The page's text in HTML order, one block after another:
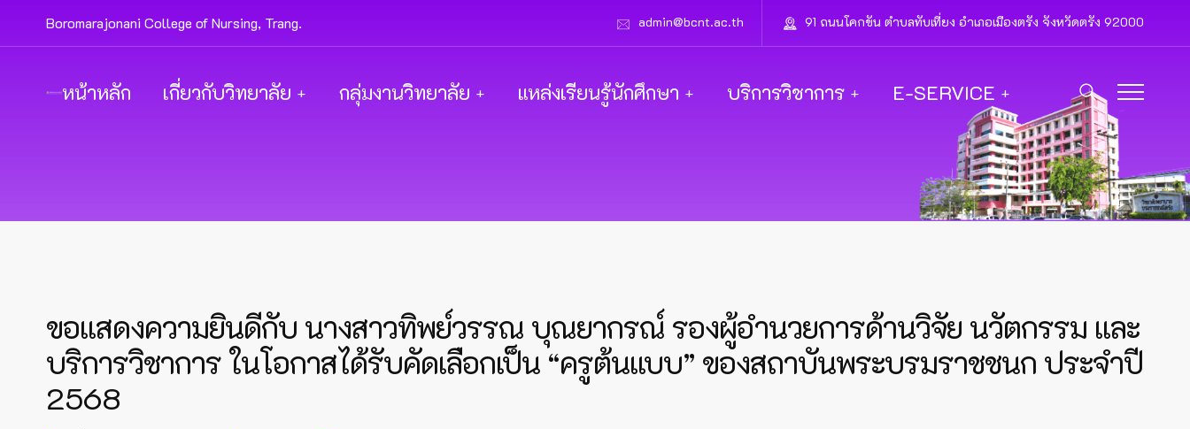
Boromarajonani College of Nursing, Trang. admin@bcnt.ac.th 91 ถนนโคกขัน ตำบลทับเที่ยง อำเภอเมืองตรัง จังหวัดตรัง 92000
หน้าหลัก เกี่ยวกับวิทยาลัย กลุ่มงานวิทยาลัย แหล่งเรียนรู้นักศึกษา บริการวิชาการ E-SERVICE
ขอแสดงความยินดีกับ นางสาวทิพย์วรรณ บุณยากรณ์ รองผู้อำนวยการด้านวิจัย นวัตกรรม และ
บริการวิชาการ ในโอกาสได้รับคัดเลือกเป็น “ครูต้นแบบ” ของสถาบันพระบรมราชชนก ประจำปี
2568